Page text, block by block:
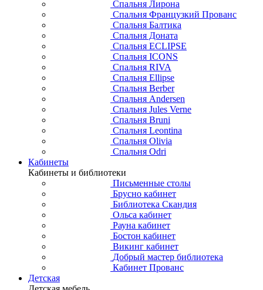
Спальня Лирона
Спальня Французкий Прованс
Спальня Балтика
Спальня Доната
Спальня ECLIPSE
Спальня ICONS
Спальня RIVA
Спальня Ellipse
Спальня Berber
Спальня Andersen
Спальня Jules Verne
Спальня Bruni
Спальня Leontina
Спальня Olivia
Спальня Odri
Кабинеты
Кабинеты и библиотеки
Письменные столы
Брусно кабинет
Библиотека Скандия
Ольса кабинет
Рауна кабинет
Бостон кабинет
Викинг кабинет
Добрый мастер библиотека
Кабинет Прованс
Детская